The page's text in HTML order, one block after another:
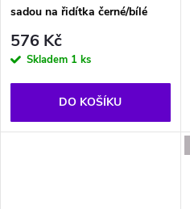
sadou na řidítka černé/bílé
576 Kč
Skladem 1 ks
DO KOŠÍKU